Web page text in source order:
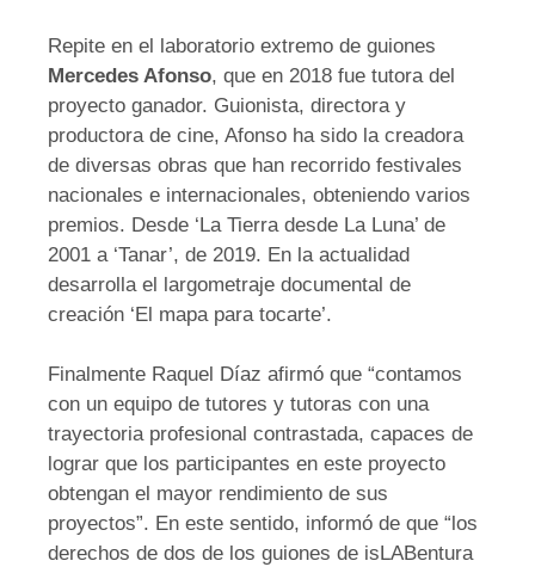
Repite en el laboratorio extremo de guiones
Mercedes Afonso, que en 2018 fue tutora del
proyecto ganador. Guionista, directora y
productora de cine, Afonso ha sido la creadora
de diversas obras que han recorrido festivales
nacionales e internacionales, obteniendo varios
premios. Desde ‘La Tierra desde La Luna’ de
2001 a ‘Tanar’, de 2019. En la actualidad
desarrolla el largometraje documental de
creación ‘El mapa para tocarte’.
Finalmente Raquel Díaz afirmó que “contamos
con un equipo de tutores y tutoras con una
trayectoria profesional contrastada, capaces de
lograr que los participantes en este proyecto
obtengan el mayor rendimiento de sus
proyectos”. En este sentido, informó de que “los
derechos de dos de los guiones de isLABentura